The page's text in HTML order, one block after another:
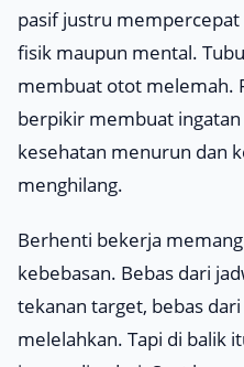
pasif justru
fisik maupun mental.
membuat otot melemah.
berpikir membuat
kesehatan menurun dan
menghilang.
Berhenti bekerja
kebebasan. Bebas dari
tekanan target, bebas
melelahkan. Tapi di balik